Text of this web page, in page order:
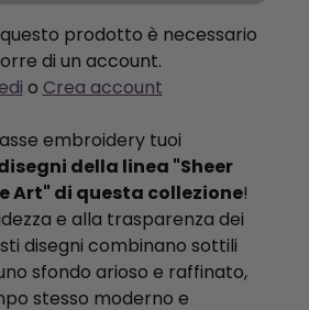
prodotto è necessario
di un account.
o Crea account
embroidery tuoi
della linea "Sheer
Art" di questa collezione!
e alla trasparenza dei
disegni combinano sottili
sfondo arioso e raffinato,
stesso moderno e